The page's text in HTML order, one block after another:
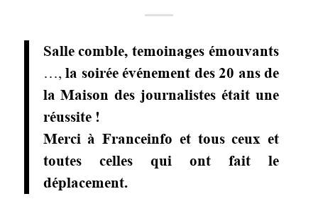
Salle comble, temoinages émouvants
…,la soirée événement des 20 ans de
la Maison des journalistes était une
réussite !
Merci à Franceinfo et tous ceux et
toutes celles qui ont fait le
déplacement.